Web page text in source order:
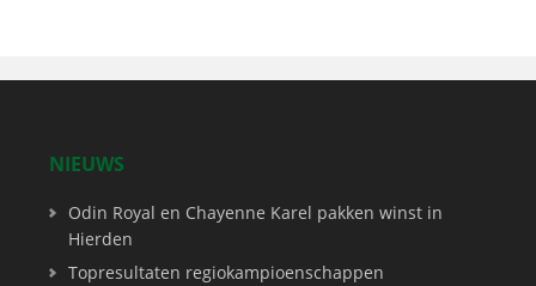
NIEUWS
Odin Royal en Chayenne Karel pakken winst in
Hierden
Topresultaten regiokampioenschappen